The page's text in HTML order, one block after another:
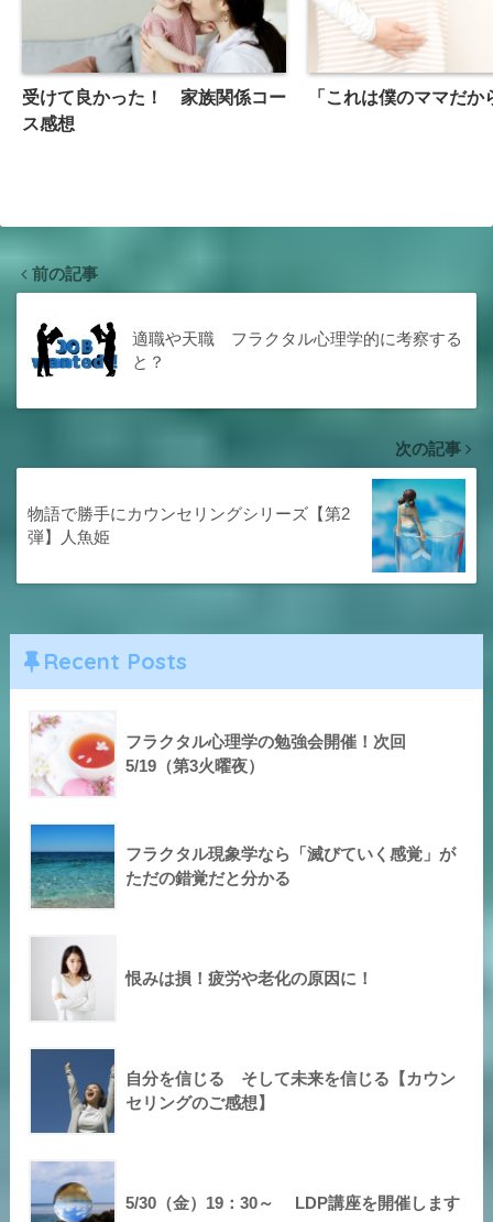
受けて良かった！ 家族関係コー
ス感想
「これは僕のママだか
前の記事
適職や天職 フラクタル心理学的に考察する
と？
次の記事
物語で勝手にカウンセリングシリーズ【第2
弾】人魚姫
Recent Posts
フラクタル心理学の勉強会開催！次回
5/19（第3火曜夜）
フラクタル現象学なら「滅びていく感覚」が
ただの錯覚だと分かる
恨みは損！疲労や老化の原因に！
自分を信じる そして未来を信じる【カウン
セリングのご感想】
5/30（金）19：30～ LDP講座を開催します